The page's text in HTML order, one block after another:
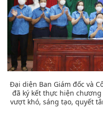
Đại diện Ban Giám đốc và
đã ký kết thực hiện
vượt khó, sáng tạo, quyết